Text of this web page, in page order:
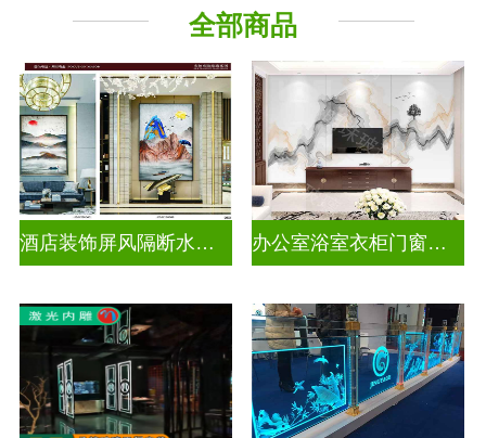
全部商品
酒店装饰屏风隔断水墨山水画玻璃 办公室浴室衣柜门窗户山水画玻璃